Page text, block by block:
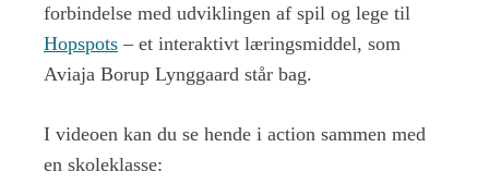
forbindelse med udviklingen af spil og lege til
Hopspots – et interaktivt læringsmiddel, som
Aviaja Borup Lynggaard står bag.
I videoen kan du se hende i action sammen med
en skoleklasse: